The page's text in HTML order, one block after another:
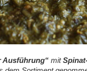
Ausführung“ mit